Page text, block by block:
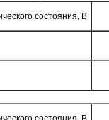
состояния, В